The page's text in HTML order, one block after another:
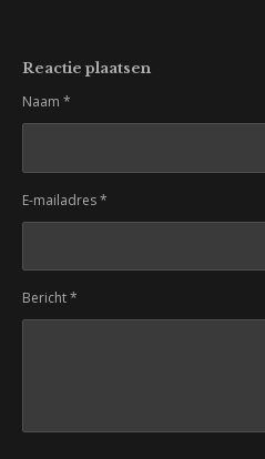
Reactie plaatsen
Naam *
E-mailadres *
Bericht *